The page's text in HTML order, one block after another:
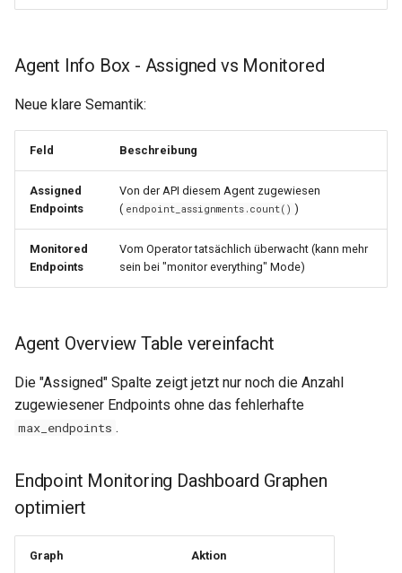
Agent Info Box - Assigned vs Monitored
Neue klare Semantik:
Feld Beschreibung
Assigned
Endpoints
Von der API diesem Agent zugewiesen
( endpoint_assignments.count() )
Monitored
Endpoints
Vom Operator tatsächlich überwacht (kann mehr
sein bei "monitor everything" Mode)
Agent Overview Table vereinfacht
Die "Assigned" Spalte zeigt jetzt nur noch die Anzahl
zugewiesener Endpoints ohne das fehlerhafte
max_endpoints .
Endpoint Monitoring Dashboard Graphen
optimiert
Graph Aktion